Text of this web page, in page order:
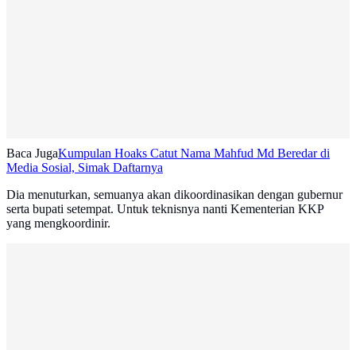
Baca JugaKumpulan Hoaks Catut Nama Mahfud Md Beredar di
Media Sosial, Simak Daftarnya
Dia menuturkan, semuanya akan dikoordinasikan dengan gubernur
serta bupati setempat. Untuk teknisnya nanti Kementerian KKP
yang mengkoordinir.